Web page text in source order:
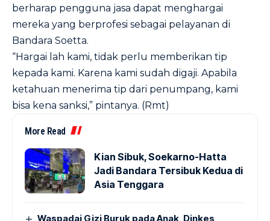
berharap pengguna jasa dapat menghargai
mereka yang berprofesi sebagai pelayanan di
Bandara Soetta.
“Hargai lah kami, tidak perlu memberikan tip
kepada kami. Karena kami sudah digaji. Apabila
ketahuan menerima tip dari penumpang, kami
bisa kena sanksi,” pintanya. (Rmt)
More Read
Kian Sibuk, Soekarno-Hatta
Jadi Bandara Tersibuk Kedua di
Asia Tenggara
Waspadai Gizi Buruk pada Anak, Dinkes